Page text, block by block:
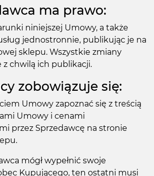
ma prawo:
niniejszej Umowy, a także
jednostronnie, publikując je na
sklepu. Wszystkie zmiany
z chwilą ich publikacji.
zobowiązuje się:
Umowy zapoznać się z treścią
Umowy i cenami
przez Sprzedawcę na stronie
mógł wypełnić swoje
Kupującego, ten ostatni musi